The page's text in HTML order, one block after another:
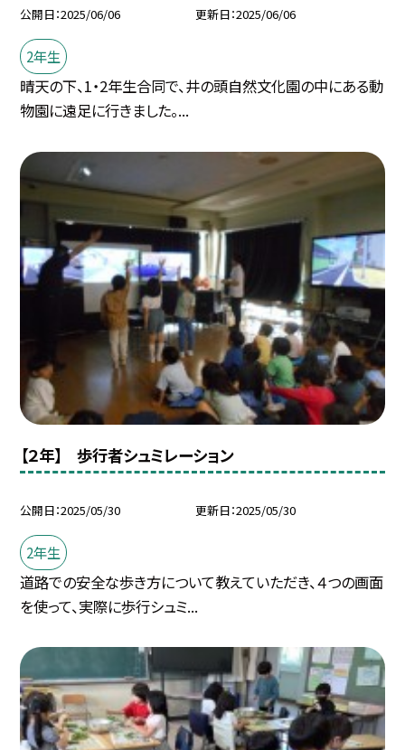
公開日 2025/06/06 更新日 2025/06/06
2年生
晴天の下、1・2年生合同で、井の頭自然文化園の中にある動
物園に遠足に行きました。...
【２年】 歩行者シュミレーション
公開日 2025/05/30 更新日 2025/05/30
2年生
道路での安全な歩き方について教えていただき、４つの画面
を使って、実際に歩行シュミ...